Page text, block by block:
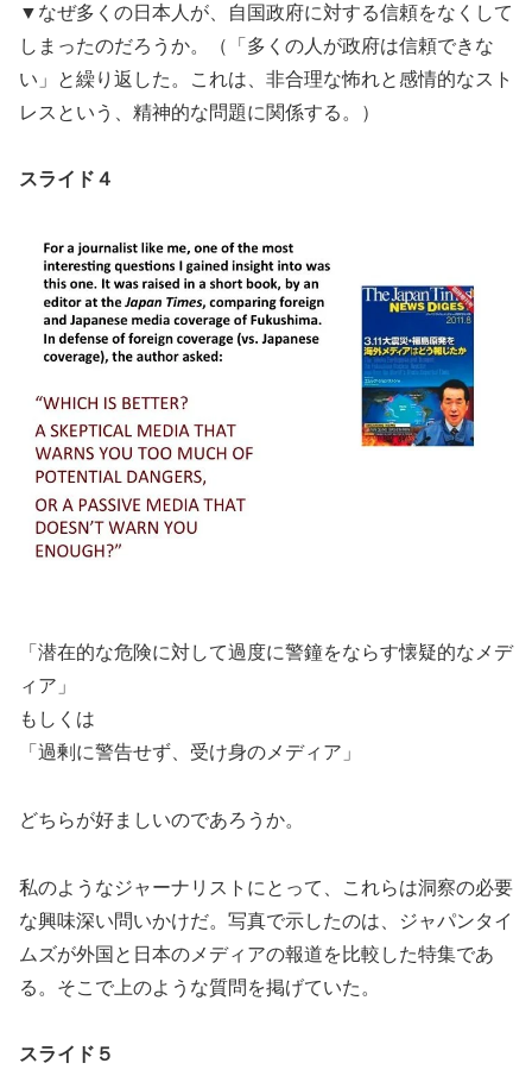
▼なぜ多くの日本人が、自国政府に対する信頼をなくして
しまったのだろうか。（「多くの人が政府は信頼できな
い」と繰り返した。これは、非合理な怖れと感情的なスト
レスという、精神的な問題に関係する。）
スライド４
「潜在的な危険に対して過度に警鐘をならす懐疑的なメデ
ィア」
もしくは
「過剰に警告せず、受け身のメディア」
どちらが好ましいのであろうか。
私のようなジャーナリストにとって、これらは洞察の必要
な興味深い問いかけだ。写真で示したのは、ジャパンタイ
ムズが外国と日本のメディアの報道を比較した特集であ
る。そこで上のような質問を掲げていた。
スライド５